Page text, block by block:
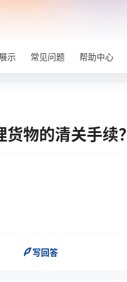
示 常见问题 帮助中心
物的清关手续？
写回答